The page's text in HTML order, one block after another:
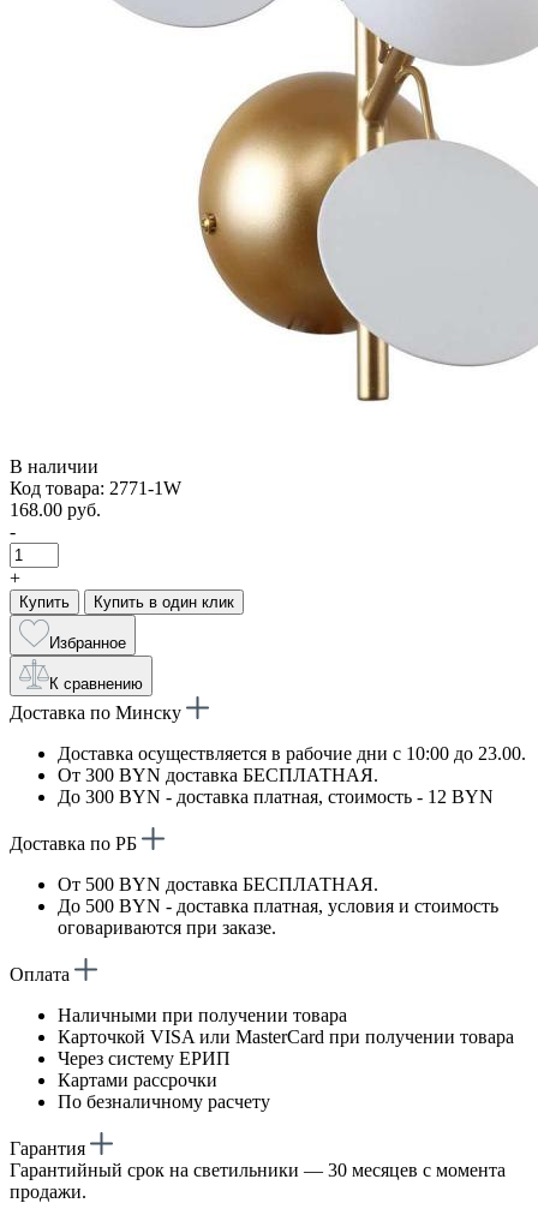
В наличии
Код товара: 2771-1W
168.00 руб.
-
+
Купить Купить в один клик
Избранное
К сравнению
Доставка по Минску
Доставка осуществляется в рабочие дни с 10:00 до 23.00.
От 300 BYN доставка БЕСПЛАТНАЯ.
До 300 BYN - доставка платная, стоимость - 12 BYN
Доставка по РБ
От 500 BYN доставка БЕСПЛАТНАЯ.
До 500 BYN - доставка платная, условия и стоимость
оговариваются при заказе.
Оплата
Наличными при получении товара
Карточкой VISA или MasterCard при получении товара
Через систему ЕРИП
Картами рассрочки
По безналичному расчету
Гарантия
Гарантийный срок на светильники — 30 месяцев с момента
продажи.